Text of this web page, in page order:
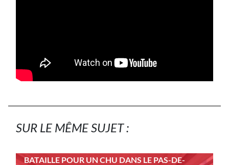
SUR LE MÊME SUJET :
BATAILLE POUR UN CHU DANS LE PAS-DE-